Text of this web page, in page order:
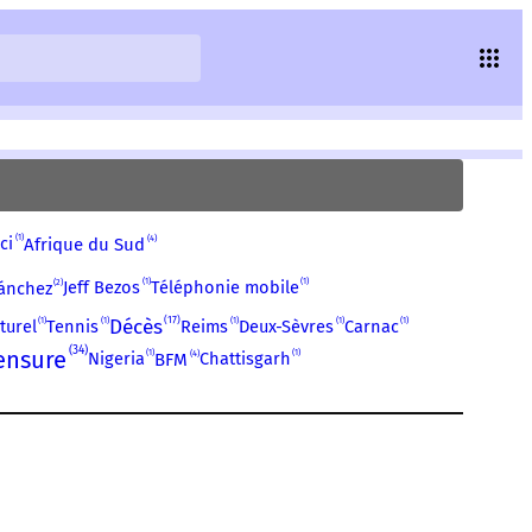
1 Afrique du Sud 4
2 Jeff Bezos 1 Téléphonie mobile 1
1 Tennis 1 Décès 17 Reims 1 Deux-Sèvres 1 Carnac 1
34 Nigeria 1 BFM 4 Chattisgarh 1